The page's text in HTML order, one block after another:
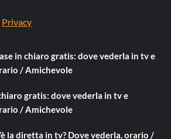
Privacy
in chiaro gratis: dove vederla in tv e
/ Amichevole
gratis: dove vederla in tv e
/ Amichevole
la diretta in tv? Dove vederla, orario /